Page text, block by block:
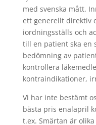
med svenska mått.
ett generellt direktiv
iordningsställs och
till en patient ska en
bedömning av
kontrollera
kontraindikationer,
Vi har inte bestämt
bästa pris enalapril
t.ex. Smärtan är